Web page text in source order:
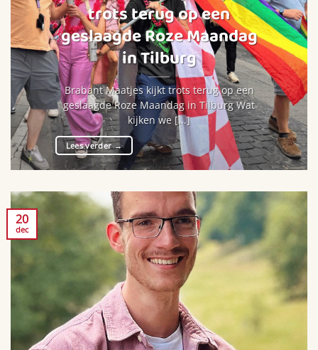
trots terug op een
geslaagde Roze Maandag
in Tilburg
Brabant Maatjes kijkt trots terug op een
geslaagde Roze Maandag in Tilburg Wat
kijken we [...]
Lees verder→
20
dec